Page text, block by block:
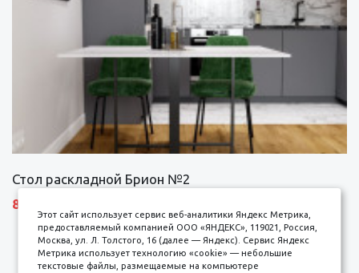
Стол раскладной Брион №2
8690 р.
Этот сайт использует сервис веб-аналитики Яндекс Метрика,
предоставляемый компанией ООО «ЯНДЕКС», 119021, Россия,
Москва, ул. Л. Толстого, 16 (далее — Яндекс). Сервис Яндекс
Метрика использует технологию «cookie» — небольшие
текстовые файлы, размещаемые на компьютере